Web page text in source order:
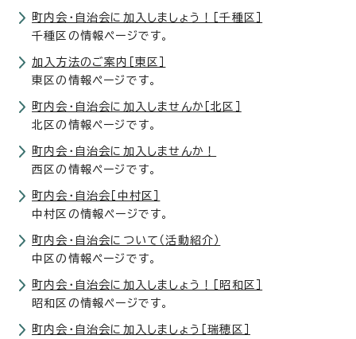
町内会・自治会に加入しましょう！［千種区］
千種区の情報ページです。
加入方法のご案内［東区］
東区の情報ページです。
町内会・自治会に加入しませんか［北区］
北区の情報ページです。
町内会・自治会に加入しませんか！
西区の情報ページです。
町内会・自治会［中村区］
中村区の情報ページです。
町内会・自治会について（活動紹介）
中区の情報ページです。
町内会・自治会に加入しましょう！［昭和区］
昭和区の情報ページです。
町内会・自治会に加入しましょう［瑞穂区］